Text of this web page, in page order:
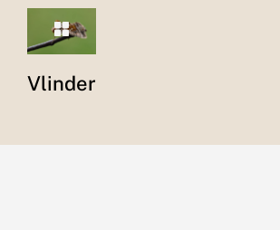
Vlinder